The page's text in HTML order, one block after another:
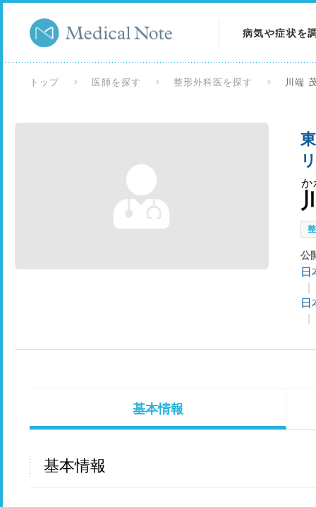
病気や症状を
検査を調べる
トップ 医師を探す 整形外科医を探す 川端
か
公
日
日
基本情報
基本情報